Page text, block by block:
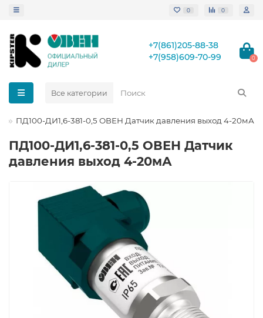
0 0
+7(861)205-88-38
+7(958)609-70-99
0
Все категории
ПД100-ДИ1,6-381-0,5 ОВЕН Датчик давления выход 4-20мА
ПД100-ДИ1,6-381-0,5 ОВЕН Датчик
давления выход 4-20мА